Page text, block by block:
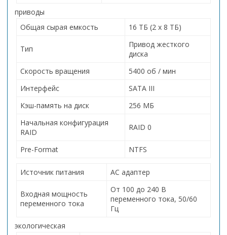
приводы
Общая сырая емкость
16 ТБ (2 х 8 ТБ)
Тип
Привод жесткого
диска
Скорость вращения
5400 об / мин
Интерфейс
SATA III
Кэш-память на диск
256 МБ
Начальная конфигурация
RAID
RAID 0
Pre-Format NTFS
Источник питания АС адаптер
Входная мощность
переменного тока
От 100 до 240 В
переменного тока, 50/60
Гц
экологическая